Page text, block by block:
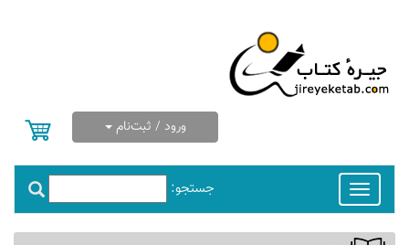
ورود / ثبت‌نام
جستجو:
Toggle
navigation